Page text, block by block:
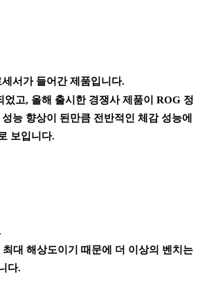
서가 들어간 제품입니다.
었고, 올해 출시한 경쟁사 제품이 ROG 정
능 향상이 된만큼 전반적인 체감 성능에
보입니다.
대 해상도이기 때문에 더 이상의 벤치는
다.